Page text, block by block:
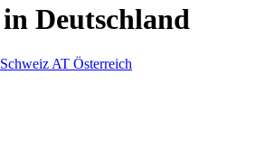
in Deutschland
Schweiz AT Österreich